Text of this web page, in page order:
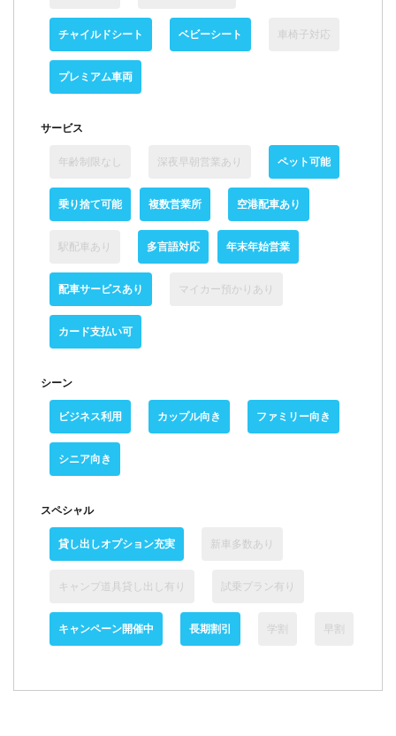
チャイルドシート ベビーシート 車椅子対応
プレミアム車両
サービス
年齢制限なし 深夜早朝営業あり ペット可能
乗り捨て可能 複数営業所 空港配車あり
駅配車あり 多言語対応 年末年始営業
配車サービスあり マイカー預かりあり
カード支払い可
シーン
ビジネス利用 カップル向き ファミリー向き
シニア向き
スペシャル
貸し出しオプション充実 新車多数あり
キャンプ道具貸し出し有り 試乗プラン有り
キャンペーン開催中 長期割引 学割 早割